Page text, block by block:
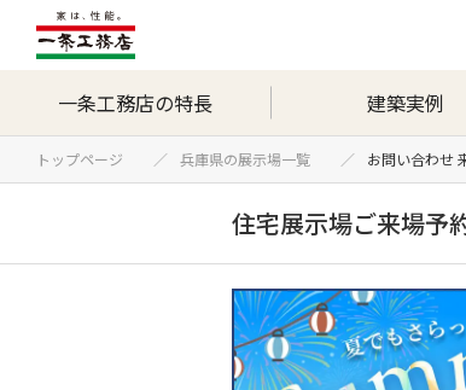
一条工務店の特長 建築実例
トップページ 兵庫県の展示場一覧 お問い合わせ
住宅展示場ご来場予